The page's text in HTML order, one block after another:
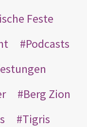
Feste
Podcasts
Berg Zion
Tigris